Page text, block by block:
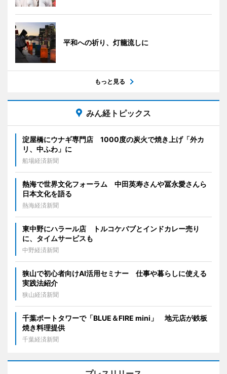
平和への祈り、灯籠流しに
もっと見る
みん経トピックス
淀屋橋にウナギ専門店 1000度の炭火で焼き上げ「外カ
リ、中ふわ」に
船場経済新聞
熱海で世界文化フォーラム 中田英寿さんや冨永愛さんら
日本文化を語る
熱海経済新聞
東中野にハラール店 トルコケバブとインドカレー売り
に、タイムサービスも
中野経済新聞
狭山で初心者向けAI活用セミナー 仕事や暮らしに使える
実践法紹介
狭山経済新聞
千葉ポートタワーで「BLUE＆FIRE mini」 地元店が鉄板
焼き料理提供
千葉経済新聞